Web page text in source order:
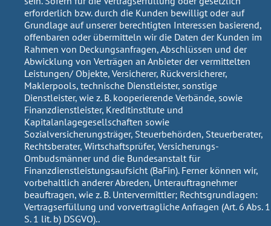
erforderlich bzw. durch die Kunden bewilligt oder auf
Grundlage auf unserer berechtigten Interessen basierend,
offenbaren oder übermitteln wir die Daten der Kunden im
Rahmen von Deckungsanfragen, Abschlüssen und der
Abwicklung von Verträgen an Anbieter der vermittelten
Leistungen/ Objekte, Versicherer, Rückversicherer,
Maklerpools, technische Dienstleister, sonstige
Dienstleister, wie z. B. kooperierende Verbände, sowie
Finanzdienstleister, Kreditinstitute und
Kapitalanlagegesellschaften sowie
Sozialversicherungsträger, Steuerbehörden, Steuerberater,
Rechtsberater, Wirtschaftsprüfer, Versicherungs-
Ombudsmänner und die Bundesanstalt für
Finanzdienstleistungsaufsicht (BaFin). Ferner können wir,
vorbehaltlich anderer Abreden, Unterauftragnehmer
beauftragen, wie z. B. Untervermittler; Rechtsgrundlagen:
Vertragserfüllung und vorvertragliche Anfragen (Art. 6 Abs. 1
S. 1 lit. b) DSGVO)..